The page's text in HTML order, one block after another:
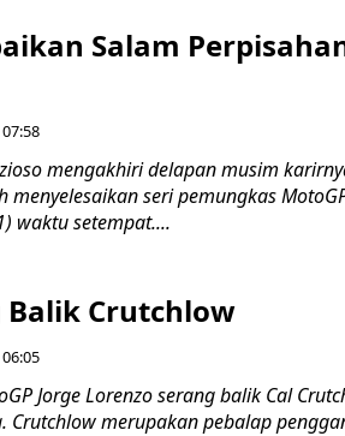
Salam
mengakhiri delapan musim
seri pemungkas
waktu setempat....
Balik Crutchlow
Jorge Lorenzo serang balik Cal
Crutchlow merupakan pebalap